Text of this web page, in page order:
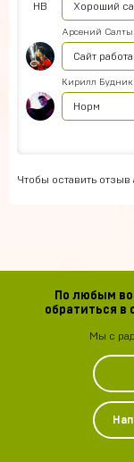
HB Хороший
Арсений
Сайт
Кирилл Будник
Норм
Чтобы оставить отзыв
По любым
обратиться
Мы с